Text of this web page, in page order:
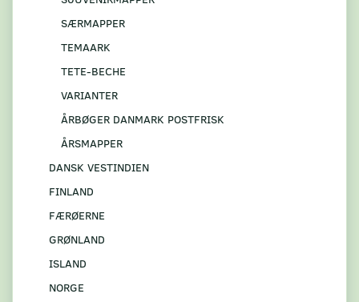
SÆRMAPPER
TEMAARK
TETE-BECHE
VARIANTER
ÅRBØGER DANMARK POSTFRISK
ÅRSMAPPER
DANSK VESTINDIEN
FINLAND
FÆRØERNE
GRØNLAND
ISLAND
NORGE